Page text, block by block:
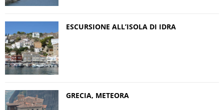
ESCURSIONE ALL’ISOLA DI IDRA
GRECIA, METEORA